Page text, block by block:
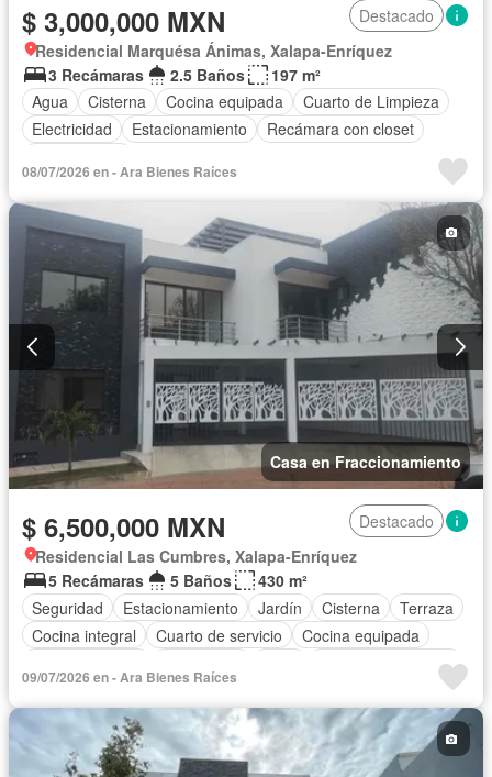
$ 3,000,000 MXN
Destacado
Residencial Marquésa Ánimas, Xalapa-Enríquez
3 Recámaras
2.5 Baños
197 m²
Agua
Cisterna Cocina equipada
Cuarto de Limpieza
Electricidad
Estacionamiento
Recámara con closet
08/07/2026 en - Ara Bienes Raíces
Casa en Fraccionamiento
$ 6,500,000 MXN
Destacado
Residencial Las Cumbres, Xalapa-Enríquez
5 Recámaras
5 Baños
430 m²
Seguridad
Estacionamiento Jardín Cisterna
Terraza
Cocina integral
Cuarto de servicio
Cocina equipada
Cuarto de Limpieza
Asador
Zonas verdes
Recámara con closet
Caseta de vigilancia
Conserje
Zona infantil
Sin amueblar
09/07/2026 en - Ara Bienes Raíces